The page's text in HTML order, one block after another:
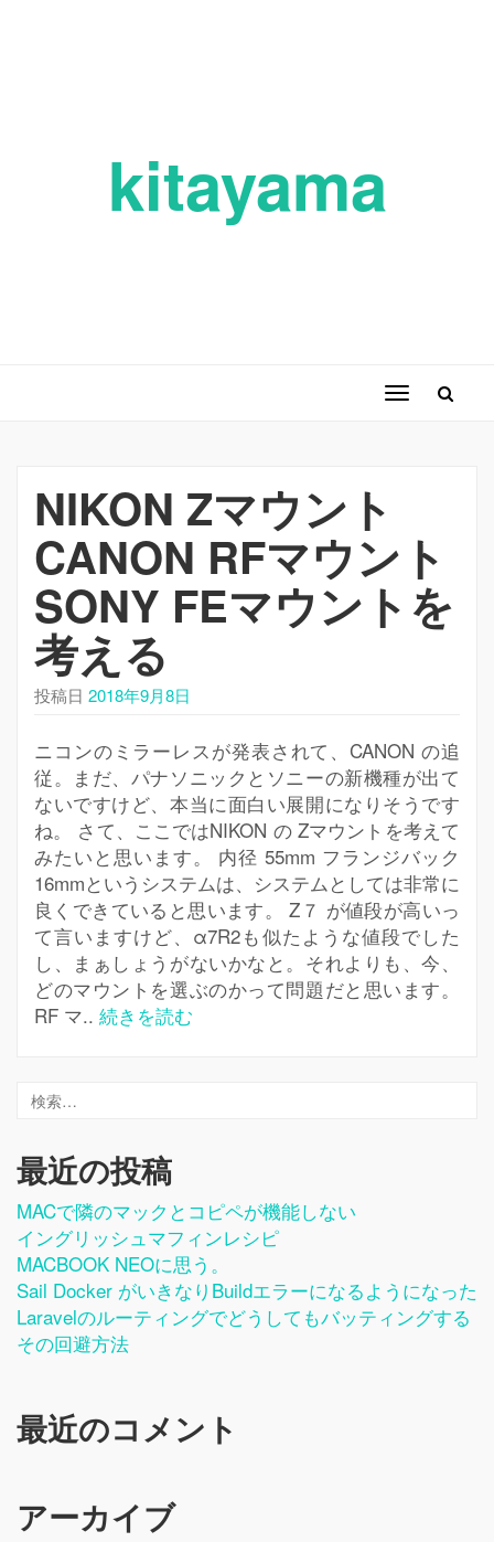
kitayama
ナ
ン
切
NIKON Zマウント
CANON RFマウント
SONY FEマウントを
考える
投稿日 2018年9月8日
ニコンのミラーレスが発表されて、CANON の追
従。まだ、パナソニックとソニーの新機種が出て
ないですけど、本当に面白い展開になりそうです
ね。 さて、ここではNIKON の Zマウントを考えて
みたいと思います。 内径 55mm フランジバック
16mmというシステムは、システムとしては非常に
良くできていると思います。 Z７ が値段が高いっ
て言いますけど、α7R2も似たような値段でした
し、まぁしょうがないかなと。それよりも、今、
どのマウントを選ぶのかって問題だと思います。
RF マ.. 続きを読む
最近の投稿
MACで隣のマックとコピペが機能しない
イングリッシュマフィンレシピ
MACBOOK NEOに思う。
Sail Docker がいきなりbuildエラーになるようになった
Laravelのルーティングでどうしてもバッティングする
その回避方法
最近のコメント
アーカイブ